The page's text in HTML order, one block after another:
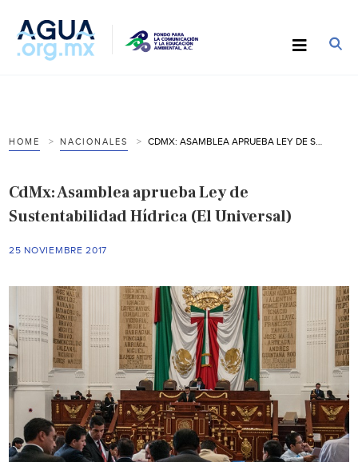
HOME NACIONALES
CdMx: Asamblea aprueba Ley de
Sustentabilidad Hídrica (El Universal)
25 NOVIEMBRE 2017